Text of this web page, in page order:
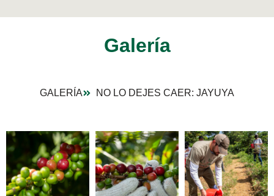
Galería
GALERÍA NO LO DEJES CAER: JAYUYA